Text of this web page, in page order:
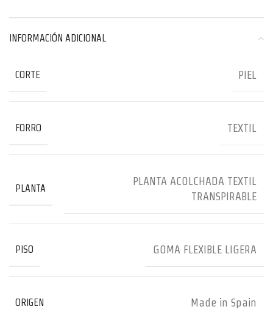
INFORMACIÓN ADICIONAL
CORTE PIEL
FORRO TEXTIL
PLANTA
PLANTA ACOLCHADA TEXTIL
TRANSPIRABLE
PISO GOMA FLEXIBLE LIGERA
ORIGEN Made in Spain